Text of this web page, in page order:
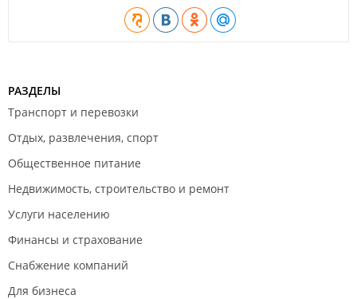
РАЗДЕЛЫ
Транспорт и перевозки
Отдых, развлечения, спорт
Общественное питание
Недвижимость, строительство и ремонт
Услуги населению
Финансы и страхование
Снабжение компаний
Для бизнеса